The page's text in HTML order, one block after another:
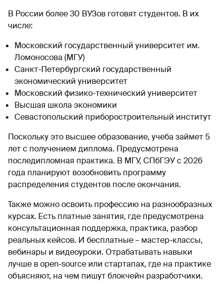
В России более 30 ВУЗов готовят студентов. В их
числе:
Московский государственный университет им.
Ломоносова (МГУ)
Санкт-Петербургский государственный
экономический университет
Московский физико-технический университет
Высшая школа экономики
Севастопольский приборостроительный институт
Поскольку это высшее образование, учеба займет 5
лет с получением диплома. Предусмотрена
последипломная практика. В МГУ, СПбГЭУ с 2026
года планируют возобновить программу
распределения студентов после окончания.
Также можно освоить профессию на разнообразных
курсах. Есть платные занятия, где предусмотрена
консультационная поддержка, практика, разбор
реальных кейсов. И бесплатные – мастер-классы,
вебинары и видеоуроки. Отрабатывать навыки
лучше в open-source или стартапах, где на практике
объясняют, на чем пишут блокчейн разработчики.